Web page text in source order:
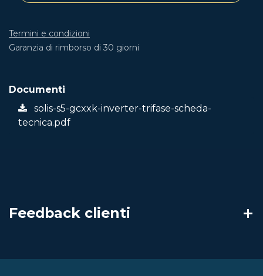
Termini e condizioni
Garanzia di rimborso di 30 giorni
Documenti
solis-s5-gcxxk-inverter-trifase-scheda-
tecnica.pdf
Feedback clienti